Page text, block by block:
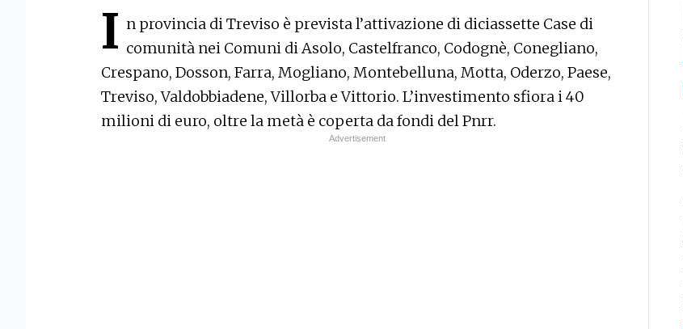
I n provincia di Treviso è prevista l’attivazione di diciassette Case di
comunità nei Comuni di Asolo, Castelfranco, Codognè, Conegliano,
Crespano, Dosson, Farra, Mogliano, Montebelluna, Motta, Oderzo, Paese,
Treviso, Valdobbiadene, Villorba e Vittorio. L’investimento sfiora i 40
milioni di euro, oltre la metà è coperta da fondi del Pnrr.